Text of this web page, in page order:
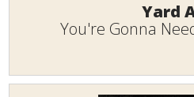
Yard
You're Gonna